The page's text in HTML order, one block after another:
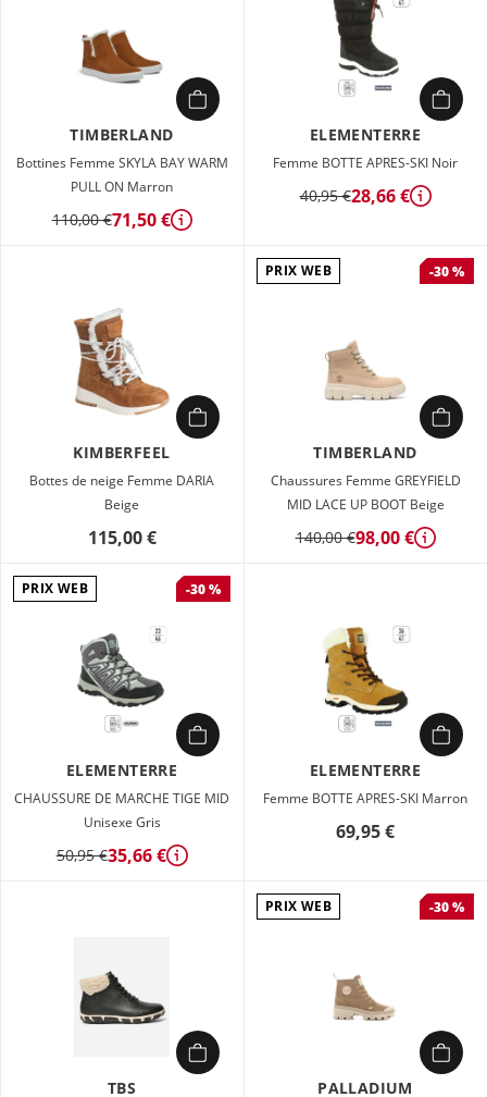
TIMBERLAND
Bottines Femme SKYLA BAY WARM
PULL ON Marron
110,00 €71,50 € Détails
ELEMENTERRE
Femme BOTTE APRES-SKI Noir
40,95 €28,66 € Détails
KIMBERFEEL
Bottes de neige Femme DARIA
Beige
115,00 €
PRIX WEB -30 %
TIMBERLAND
Chaussures Femme GREYFIELD
MID LACE UP BOOT Beige
140,00 €98,00 € Détails
PRIX WEB -30 %
ELEMENTERRE
CHAUSSURE DE MARCHE TIGE MID
Unisexe Gris
50,95 €35,66 € Détails
ELEMENTERRE
Femme BOTTE APRES-SKI Marron
69,95 €
TBS
PRIX WEB -30 %
PALLADIUM